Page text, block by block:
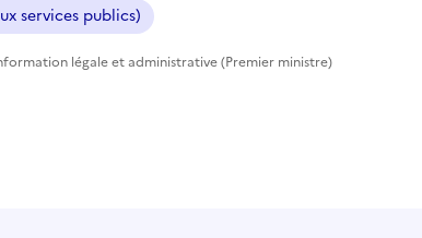
services publics)
légale et administrative (Premier ministre)